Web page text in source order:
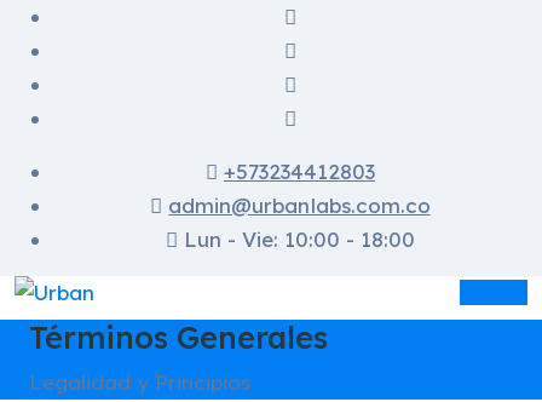
+573234412803
admin@urbanlabs.com.co
Lun - Vie: 10:00 - 18:00
Términos Generales
Legalidad y Principios